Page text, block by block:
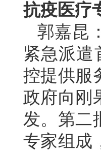
抗疫医疗
郭嘉昆
紧急派遣
控提供服
政府向刚
发。第二
专家组成